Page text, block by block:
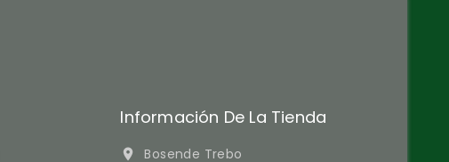
Información De La Tienda

Bosende Trebo